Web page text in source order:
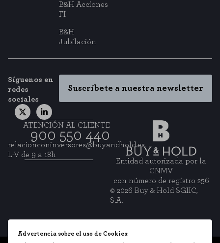
B&H Acciones
FI
B&H
Jubilación
Síguenos en
redes
sociales
Suscríbete a nuestra newsletter
ATENCIÓN AL CLIENTE
900 550 440
relacionconinversores@buyandhold.es
L-V de 9 a 18h
Entidad autorizada por la
CNMV
con número de registro 256
© 2026 Buy & Hold SGIIC,
S.A.
Advertencia sobre el uso de Cookies: